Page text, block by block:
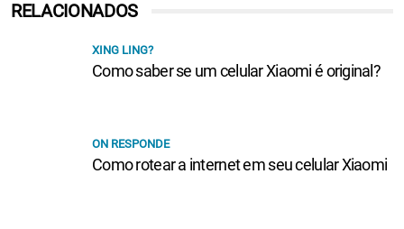
RELACIONADOS
XING LING?
Como saber se um celular Xiaomi é original?
ON RESPONDE
Como rotear a internet em seu celular Xiaomi